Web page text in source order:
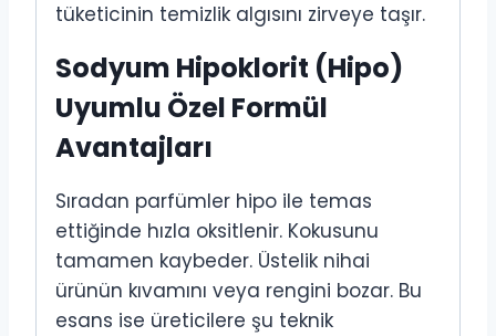
tüketicinin temizlik algısını zirveye taşır.
Sodyum Hipoklorit (Hipo)
Uyumlu Özel Formül
Avantajları
Sıradan parfümler hipo ile temas
ettiğinde hızla oksitlenir. Kokusunu
tamamen kaybeder. Üstelik nihai
ürünün kıvamını veya rengini bozar. Bu
esans ise üreticilere şu teknik